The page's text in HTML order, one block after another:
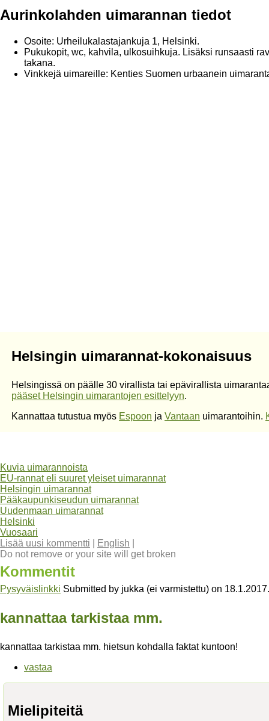
Aurinkolahden uimarannan tiedot
Osoite: Urheilukalastajankuja 1, Helsinki.
Pukukopit, wc, kahvila, ulkosuihkuja. Lisäksi runsaasti
takana.
Vinkkejä uimareille: Kenties Suomen urbaanein
Helsingin uimarannat-kokonaisuus
Helsingissä on päälle 30 virallista tai epävirallista
pääset Helsingin uimarantojen esittelyyn.
Kannattaa tutustua myös Espoon ja Vantaan uimarantoihin.
Kuvia uimarannoista
EU-rannat eli suuret yleiset uimarannat
Helsingin uimarannat
Pääkaupunkiseudun uimarannat
Uudenmaan uimarannat
Helsinki
Vuosaari
Lisää uusi kommentti
English
Do not remove or your site will get broken
Kommentit
Pysyväislinkki Submitted by jukka (ei varmistettu) on 18.1.2017.
kannattaa tarkistaa mm.
kannattaa tarkistaa mm. hietsun kohdalla faktat kuntoon!
vastaa
Mielipiteitä